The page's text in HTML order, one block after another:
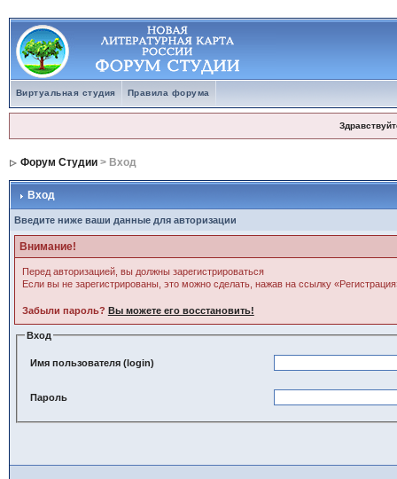
Виртуальная студия Правила форума
Форум Студии> Вход
Вход
Введите ниже ваши данные для авторизации
Внимание!
Перед авторизацией, вы должны зарегистрироваться
Если вы не зарегистрированы, это можно сделать, нажав на ссылку
Забыли пароль? Вы можете его восстановить!
Вход
Имя пользователя (login)
Пароль